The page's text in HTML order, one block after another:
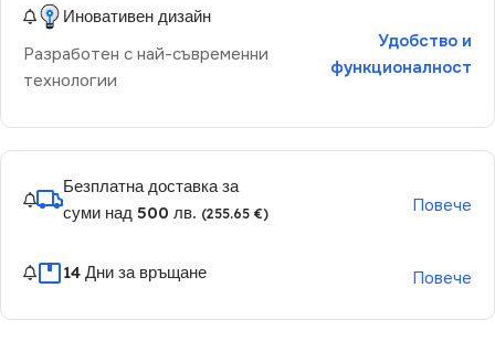
Иновативен дизайн
Разработен с най-съвременни
технологии
Удобство и
функционалност
Безплатна доставка за
суми над 500 лв. (255.65 €) Повече
14 Дни за връщане Повече